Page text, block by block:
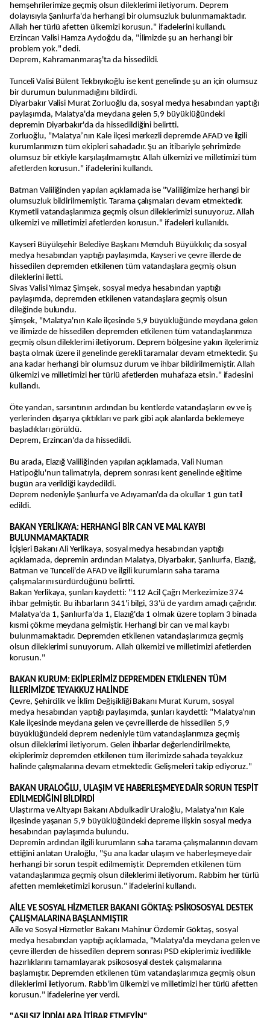
hemşehrilerimize geçmiş olsun dileklerimi iletiyorum. Deprem
dolayısıyla Şanlıurfa'da herhangi bir olumsuzluk bulunmamaktadır.
Allah her türlü afetten ülkemizi korusun." ifadelerini kullandı.
Erzincan Valisi Hamza Aydoğdu da, "İlimizde şu an herhangi bir
problem yok." dedi.
Deprem, Kahramanmaraş'ta da hissedildi.
Tunceli Valisi Bülent Tekbıyıkoğlu ise kent genelinde şu an için olumsuz
bir durumun bulunmadığını bildirdi.
Diyarbakır Valisi Murat Zorluoğlu da, sosyal medya hesabından yaptığı
paylaşımda, Malatya'da meydana gelen 5,9 büyüklüğündeki
depremin Diyarbakır'da da hissedildiğini belirtti.
Zorluoğlu, "Malatya’nın Kale ilçesi merkezli depremde AFAD ve ilgili
kurumlarımızın tüm ekipleri sahadadır. Şu an itibariyle şehrimizde
olumsuz bir etkiyle karşılaşılmamıştır. Allah ülkemizi ve milletimizi tüm
afetlerden korusun." ifadelerini kullandı.
Batman Valiliğinden yapılan açıklamada ise "Valiliğimize herhangi bir
olumsuzluk bildirilmemiştir. Tarama çalışmaları devam etmektedir.
Kıymetli vatandaşlarımıza geçmiş olsun dileklerimizi sunuyoruz. Allah
ülkemizi ve milletimizi afetlerden korusun." ifadeleri kullanıldı.
Kayseri Büyükşehir Belediye Başkanı Memduh Büyükkılıç da sosyal
medya hesabından yaptığı paylaşımda, Kayseri ve çevre illerde de
hissedilen depremden etkilenen tüm vatandaşlara geçmiş olsun
dileklerini iletti.
Sivas Valisi Yılmaz Şimşek, sosyal medya hesabından yaptığı
paylaşımda, depremden etkilenen vatandaşlara geçmiş olsun
dileğinde bulundu.
Şimşek, "Malatya'nın Kale ilçesinde 5,9 büyüklüğünde meydana gelen
ve ilimizde de hissedilen depremden etkilenen tüm vatandaşlarımıza
geçmiş olsun dileklerimi iletiyorum. Deprem bölgesine yakın ilçelerimiz
başta olmak üzere il genelinde gerekli taramalar devam etmektedir. Şu
ana kadar herhangi bir olumsuz durum ve ihbar bildirilmemiştir. Allah
ülkemizi ve milletimizi her türlü afetlerden muhafaza etsin." ifadesini
kullandı.
Öte yandan, sarsıntının ardından bu kentlerde vatandaşların ev ve iş
yerlerinden dışarıya çıktıkları ve park gibi açık alanlarda beklemeye
başladıkları görüldü.
Deprem, Erzincan'da da hissedildi.
Bu arada, Elazığ Valiliğinden yapılan açıklamada, Vali Numan
Hatipoğlu'nun talimatıyla, deprem sonrası kent genelinde eğitime
bugün ara verildiği kaydedildi.
Deprem nedeniyle Şanlıurfa ve Adıyaman'da da okullar 1 gün tatil
edildi.
BAKAN YERLİKAYA: HERHANGİ BİR CAN VE MAL KAYBI
BULUNMAMAKTADIR
İçişleri Bakanı Ali Yerlikaya, sosyal medya hesabından yaptığı
açıklamada, depremin ardından Malatya, Diyarbakır, Şanlıurfa, Elazığ,
Batman ve Tunceli'de AFAD ve ilgili kurumların saha tarama
çalışmalarını sürdürdüğünü belirtti.
Bakan Yerlikaya, şunları kaydetti: "112 Acil Çağrı Merkezimize 374
ihbar gelmiştir. Bu ihbarların 341'i bilgi, 33'ü de yardım amaçlı çağrıdır.
Malatya'da 1, Şanlıurfa'da 1, Elazığ'da 1 olmak üzere toplam 3 binada
kısmi çökme meydana gelmiştir. Herhangi bir can ve mal kaybı
bulunmamaktadır. Depremden etkilenen vatandaşlarımıza geçmiş
olsun dileklerimi sunuyorum. Allah ülkemizi ve milletimizi afetlerden
korusun."
BAKAN KURUM: EKİPLERİMİZ DEPREMDEN ETKİLENEN TÜM
İLLERİMİZDE TEYAKKUZ HALİNDE
Çevre, Şehircilik ve İklim Değişikliği Bakanı Murat Kurum, sosyal
medya hesabından yaptığı paylaşımda, şunları kaydetti: "Malatya'nın
Kale ilçesinde meydana gelen ve çevre illerde de hissedilen 5,9
büyüklüğündeki deprem nedeniyle tüm vatandaşlarımıza geçmiş
olsun dileklerimi iletiyorum. Gelen ihbarlar değerlendirilmekte,
ekiplerimiz depremden etkilenen tüm illerimizde sahada teyakkuz
halinde çalışmalarına devam etmektedir. Gelişmeleri takip ediyoruz."
BAKAN URALOĞLU, ULAŞIM VE HABERLEŞMEYE DAİR SORUN TESPİT
EDİLMEDİĞİNİ BİLDİRDİ
Ulaştırma ve Altyapı Bakanı Abdulkadir Uraloğlu, Malatya'nın Kale
ilçesinde yaşanan 5,9 büyüklüğündeki depreme ilişkin sosyal medya
hesabından paylaşımda bulundu.
Depremin ardından ilgili kurumların saha tarama çalışmalarının devam
ettiğini anlatan Uraloğlu, "Şu ana kadar ulaşım ve haberleşmeye dair
herhangi bir sorun tespit edilmemiştir. Depremden etkilenen tüm
vatandaşlarımıza geçmiş olsun dileklerimi iletiyorum. Rabbim her türlü
afetten memleketimizi korusun." ifadelerini kullandı.
AİLE VE SOSYAL HİZMETLER BAKANI GÖKTAŞ: PSİKOSOSYAL DESTEK
ÇALIŞMALARINA BAŞLANMIŞTIR
Aile ve Sosyal Hizmetler Bakanı Mahinur Özdemir Göktaş, sosyal
medya hesabından yaptığı açıklamada, "Malatya'da meydana gelen ve
çevre illerden de hissedilen deprem sonrası PSD ekiplerimiz ivedilikle
hazırlıklarını tamamlayarak psikososyal destek çalışmalarına
başlamıştır. Depremden etkilenen tüm vatandaşlarımıza geçmiş olsun
dileklerimi iletiyorum. Rabb'im ülkemizi ve milletimizi her türlü afetten
korusun." ifadelerine yer verdi.